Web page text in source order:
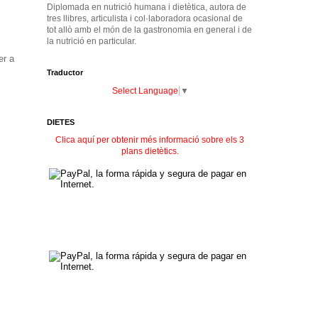
a
Diplomada en nutrició humana i dietètica, autora de
tres llibres, articulista i col·laboradora ocasional de
tot allò amb el món de la gastronomia en general i de
la nutrició en particular.
Traductor
Select Language ▼
DIETES
Clica aquí per obtenir més informació sobre els 3
plans dietètics.